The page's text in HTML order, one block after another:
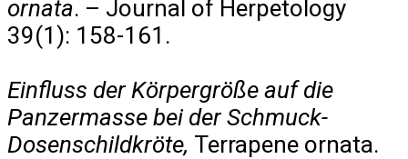
ornata. – Journal of Herpetology
39(1): 158-161.
Einfluss der Körpergröße auf die
Panzermasse bei der Schmuck-
Dosenschildkröte, Terrapene ornata.